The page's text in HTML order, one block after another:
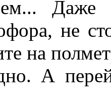
Даже
не
на
А